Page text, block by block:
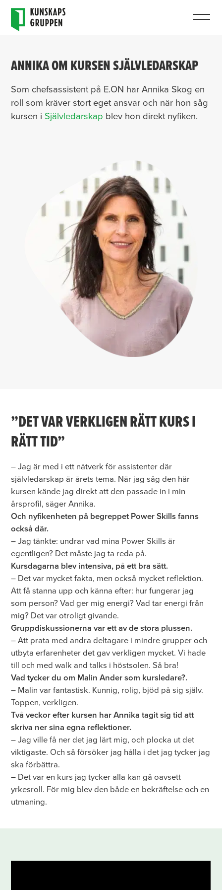
ANNIKA OM KURSEN SJÄLVLEDARSKAP
Som chefsassistent på E.ON har Annika Skog en
roll som kräver stort eget ansvar och när hon såg
kursen i Självledarskap blev hon direkt nyfiken.
”DET VAR VERKLIGEN RÄTT KURS I
RÄTT TID”
– Jag är med i ett nätverk för assistenter där
självledarskap är årets tema. När jag såg den här
kursen kände jag direkt att den passade in i min
årsprofil, säger Annika.
Och nyfikenheten på begreppet Power Skills fanns
också där.
– Jag tänkte: undrar vad mina Power Skills är
egentligen? Det måste jag ta reda på.
Kursdagarna blev intensiva, på ett bra sätt.
– Det var mycket fakta, men också mycket reflektion.
Att få stanna upp och känna efter: hur fungerar jag
som person? Vad ger mig energi? Vad tar energi från
mig? Det var otroligt givande.
Gruppdiskussionerna var ett av de stora plussen.
– Att prata med andra deltagare i mindre grupper och
utbyta erfarenheter det gav verkligen mycket. Vi hade
till och med walk and talks i höstsolen. Så bra!
Vad tycker du om Malin Ander som kursledare?.
– Malin var fantastisk. Kunnig, rolig, bjöd på sig själv.
Toppen, verkligen.
Två veckor efter kursen har Annika tagit sig tid att
skriva ner sina egna reflektioner.
– Jag ville få ner det jag lärt mig, och plocka ut det
viktigaste. Och så försöker jag hålla i det jag tycker jag
ska förbättra.
– Det var en kurs jag tycker alla kan gå oavsett
yrkesroll. För mig blev den både en bekräftelse och en
utmaning.